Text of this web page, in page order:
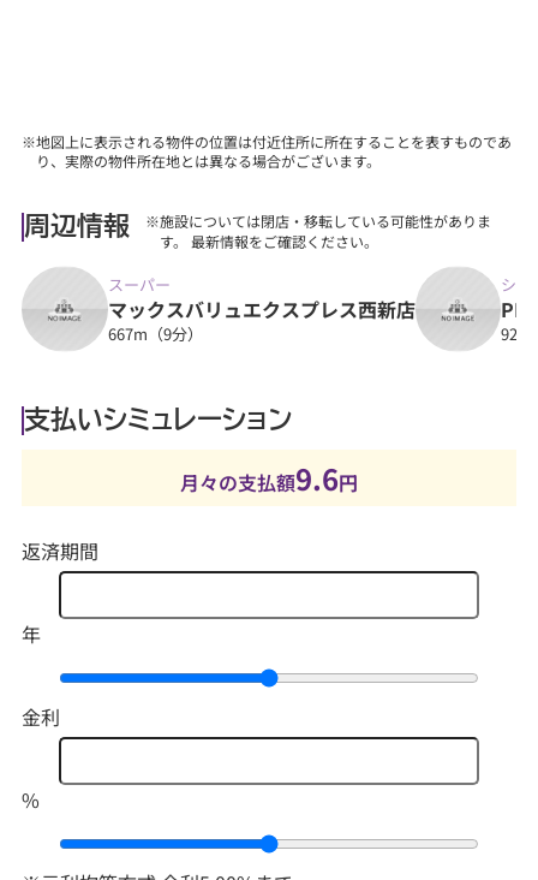
※地図上に表示される物件の位置は付近住所に所在することを表すものであ
り、実際の物件所在地とは異なる場合がございます。
周辺情報
※施設については閉店・移転している可能性がありま
す。 最新情報をご確認ください。
スーパー
マックスバリュエクスプレス西新店
667m（9分）
ショ
支払いシミュレーション
月々の支払額9.6円
返済期間
年
金利
%